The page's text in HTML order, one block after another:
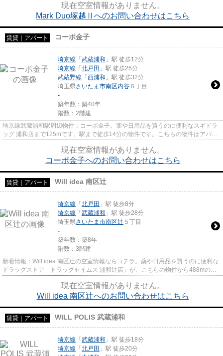
現在空室情報がありません。
Mark Duo塚越Ⅱへのお問い合わせはこちら
賃貸｜アパート コーポ金子
埼京線 「 武蔵浦和 」駅 徒歩12分
埼京線 「 北戸田 」駅 徒歩25分
武蔵野線 「 西浦和 」駅 徒歩32分
埼玉県さいたま市南区内谷 ６丁目
-
築年数：築40年
階数：2階建
埼京線武蔵浦和駅周辺物件：コーポ金子。薬や日用品を買うのに便利なスギドラ
ッグ 浦和店まで125mです。駅まで徒歩14分の物件です。こちらの物件はアパー
現在空室情報がありません。
コーポ金子へのお問い合わせはこちら
賃貸｜アパート Will idea 南区辻
埼京線 「 北戸田 」駅 徒歩8分
埼京線 「 武蔵浦和 」駅 徒歩28分
埼玉県さいたま市南区辻 ５丁目
-
築年数：築8年
階数：3階建
新着情報：Will idea 南区辻の空室情報ならコチラ。薬や日用品を買うのに便利な
ドラッグストア「ドラッグセイムス 浦和辻店」が、こちらの物件から488mのと
現在空室情報がありません。
Will idea 南区辻へのお問い合わせはこちら
賃貸｜アパート WILL POLIS 武蔵浦和
埼京線 「 武蔵浦和 」駅 徒歩18分
埼京線 「 北戸田 」駅 徒歩20分